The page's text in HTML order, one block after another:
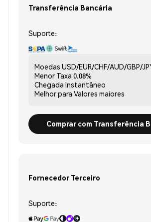
Transferência Bancária
Suporte:
Moedas USD/EUR/CHF/AUD/GBP/
Menor Taxa 0.08%
Chegada Instantâneo
Melhor para Valores maiores
Comprar com Transferência
Fornecedor Terceiro
Suporte: